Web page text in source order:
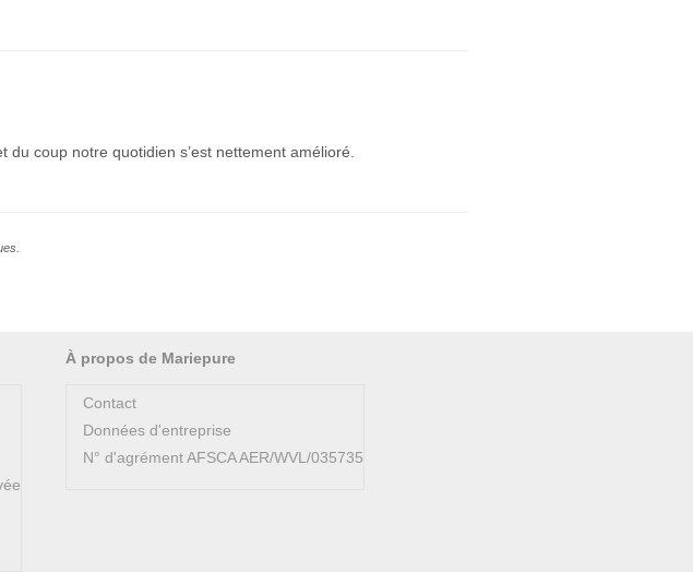
coup notre quotidien s’est nettement amélioré.
À propos de Mariepure
Contact
Données d'entreprise
N° d'agrément AFSCA AER/WVL/035735